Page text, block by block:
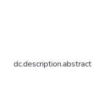
dc.description.abstract